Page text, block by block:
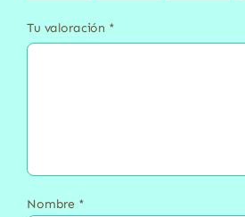
Tu valoración *
Nombre *